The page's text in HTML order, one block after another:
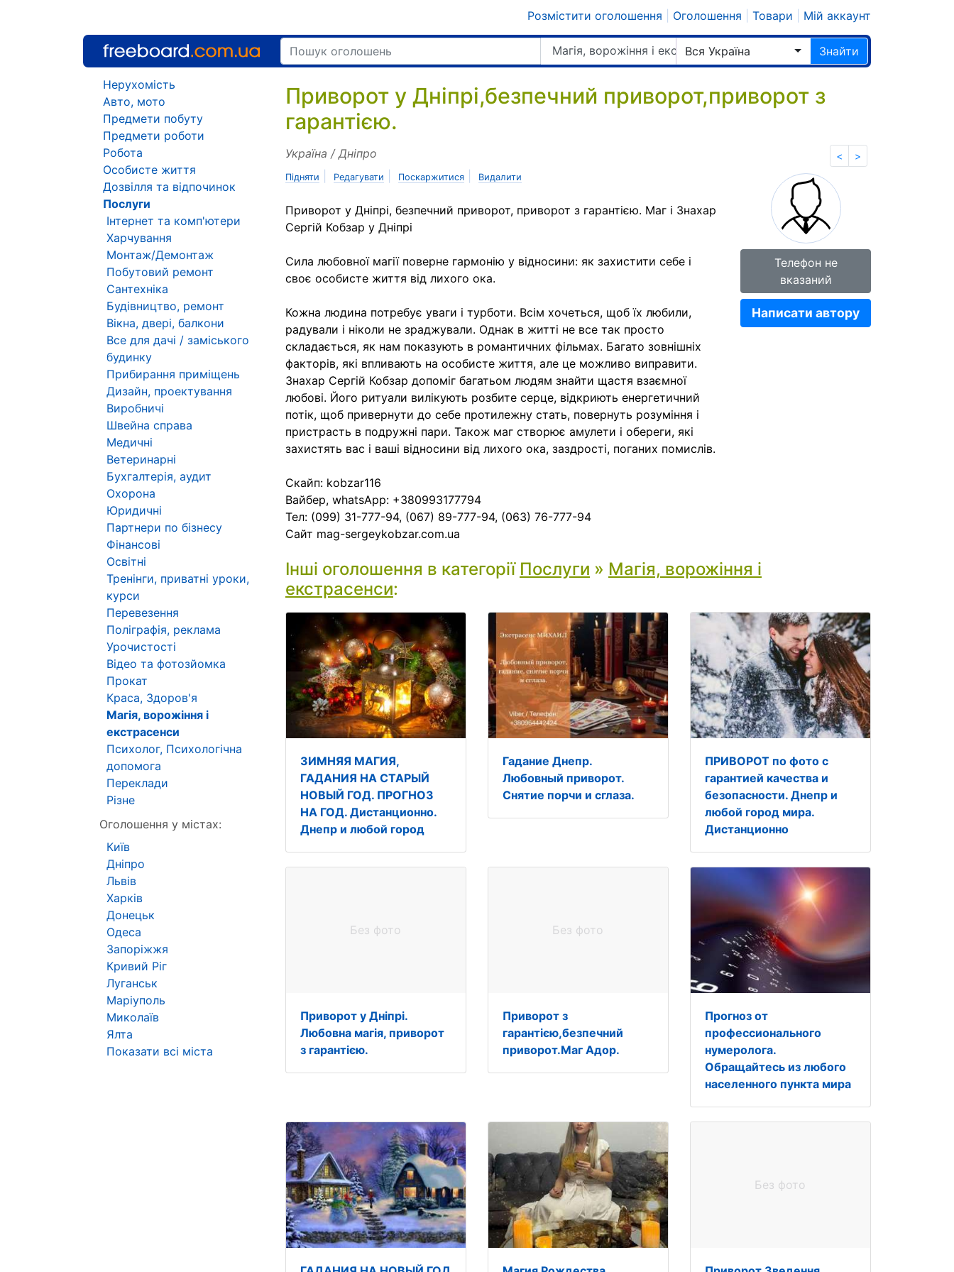
Розмістити оголошення Оголошення Товари Мій аккаунт
Магія, ворожіння і екстрасенси
Вся Україна Знайти
Приворот у Дніпрі,безпечний приворот,приворот з
гарантією.
< >
Україна / Дніпро
Підняти Редагувати Поскаржитися Видалити
Приворот у Дніпрі, безпечний приворот, приворот з гарантією. Маг і Знахар
Сергій Кобзар у Дніпрі
Сила любовної магії поверне гармонію у відносини: як захистити себе і
своє особисте життя від лихого ока.
Кожна людина потребує уваги і турботи. Всім хочеться, щоб їх любили,
радували і ніколи не зраджували. Однак в житті не все так просто
складається, як нам показують в романтичних фільмах. Багато зовнішніх
факторів, які впливають на особисте життя, але це можливо виправити.
Знахар Сергій Кобзар допоміг багатьом людям знайти щастя взаємної
любові. Його ритуали вилікують розбите серце, відкриють енергетичний
потік, щоб привернути до себе протилежну стать, повернуть розуміння і
пристрасть в подружні пари. Також маг створює амулети і обереги, які
захистять вас і ваші відносини від лихого ока, заздрості, поганих помислів.
Скайп: kobzar116
Вайбер, whatsApp: +380993177794
Тел: (099) 31-777-94, (067) 89-777-94, (063) 76-777-94
Сайт mag-sergeykobzar.com.ua
Телефон не
вказаний
Написати автору
Інші оголошення в категорії Послуги » Магія, ворожіння і
екстрасенси:
ЗИМНЯЯ МАГИЯ,
ГАДАНИЯ НА СТАРЫЙ
НОВЫЙ ГОД. ПРОГНОЗ
НА ГОД. Дистанционно.
Днепр и любой город
Гадание Днепр.
Любовный приворот.
Снятие порчи и сглаза.
ПРИВОРОТ по фото с
гарантией качества и
безопасности. Днепр и
любой город мира.
Дистанционно
Без фото
Приворот у Дніпрі.
Любовна магія, приворот
з гарантією.
Без фото
Приворот з
гарантією,безпечний
приворот.Маг Адор.
Прогноз от
профессионального
нумеролога.
Обращайтесь из любого
населенного пункта мира
Без фото
Нерухомість
Авто, мото
Предмети побуту
Предмети роботи
Робота
Особисте життя
Дозвілля та відпочинок
Послуги
Інтернет та комп'ютери
Харчування
Монтаж/Демонтаж
Побутовий ремонт
Сантехніка
Будівництво, ремонт
Вікна, двері, балкони
Все для дачі / заміського
будинку
Прибирання приміщень
Дизайн, проектування
Виробничі
Швейна справа
Медичні
Ветеринарні
Бухгалтерія, аудит
Охорона
Юридичні
Партнери по бізнесу
Фінансові
Освітні
Тренінги, приватні уроки,
курси
Перевезення
Поліграфія, реклама
Урочистості
Відео та фотозйомка
Прокат
Краса, Здоров'я
Магія, ворожіння і
екстрасенси
Психолог, Психологічна
допомога
Переклади
Різне
Оголошення у містах:
Київ
Дніпро
Львів
Харків
Донецьк
Одеса
Запоріжжя
Кривий Ріг
Луганськ
Маріуполь
Миколаїв
Ялта
Показати всі міста